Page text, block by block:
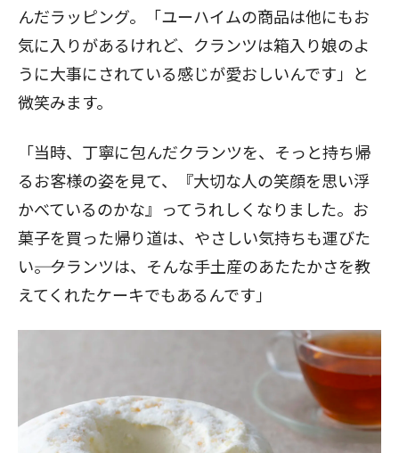
んだラッピング。「ユーハイムの商品は他にもお
気に入りがあるけれど、クランツは箱入り娘のよ
うに大事にされている感じが愛おしいんです」と
微笑みます。
「当時、丁寧に包んだクランツを、そっと持ち帰
るお客様の姿を見て、『大切な人の笑顔を思い浮
かべているのかな』ってうれしくなりました。お
菓子を買った帰り道は、やさしい気持ちも運びた
い――。クランツは、そんな手土産のあたたかさを教
えてくれたケーキでもあるんです」